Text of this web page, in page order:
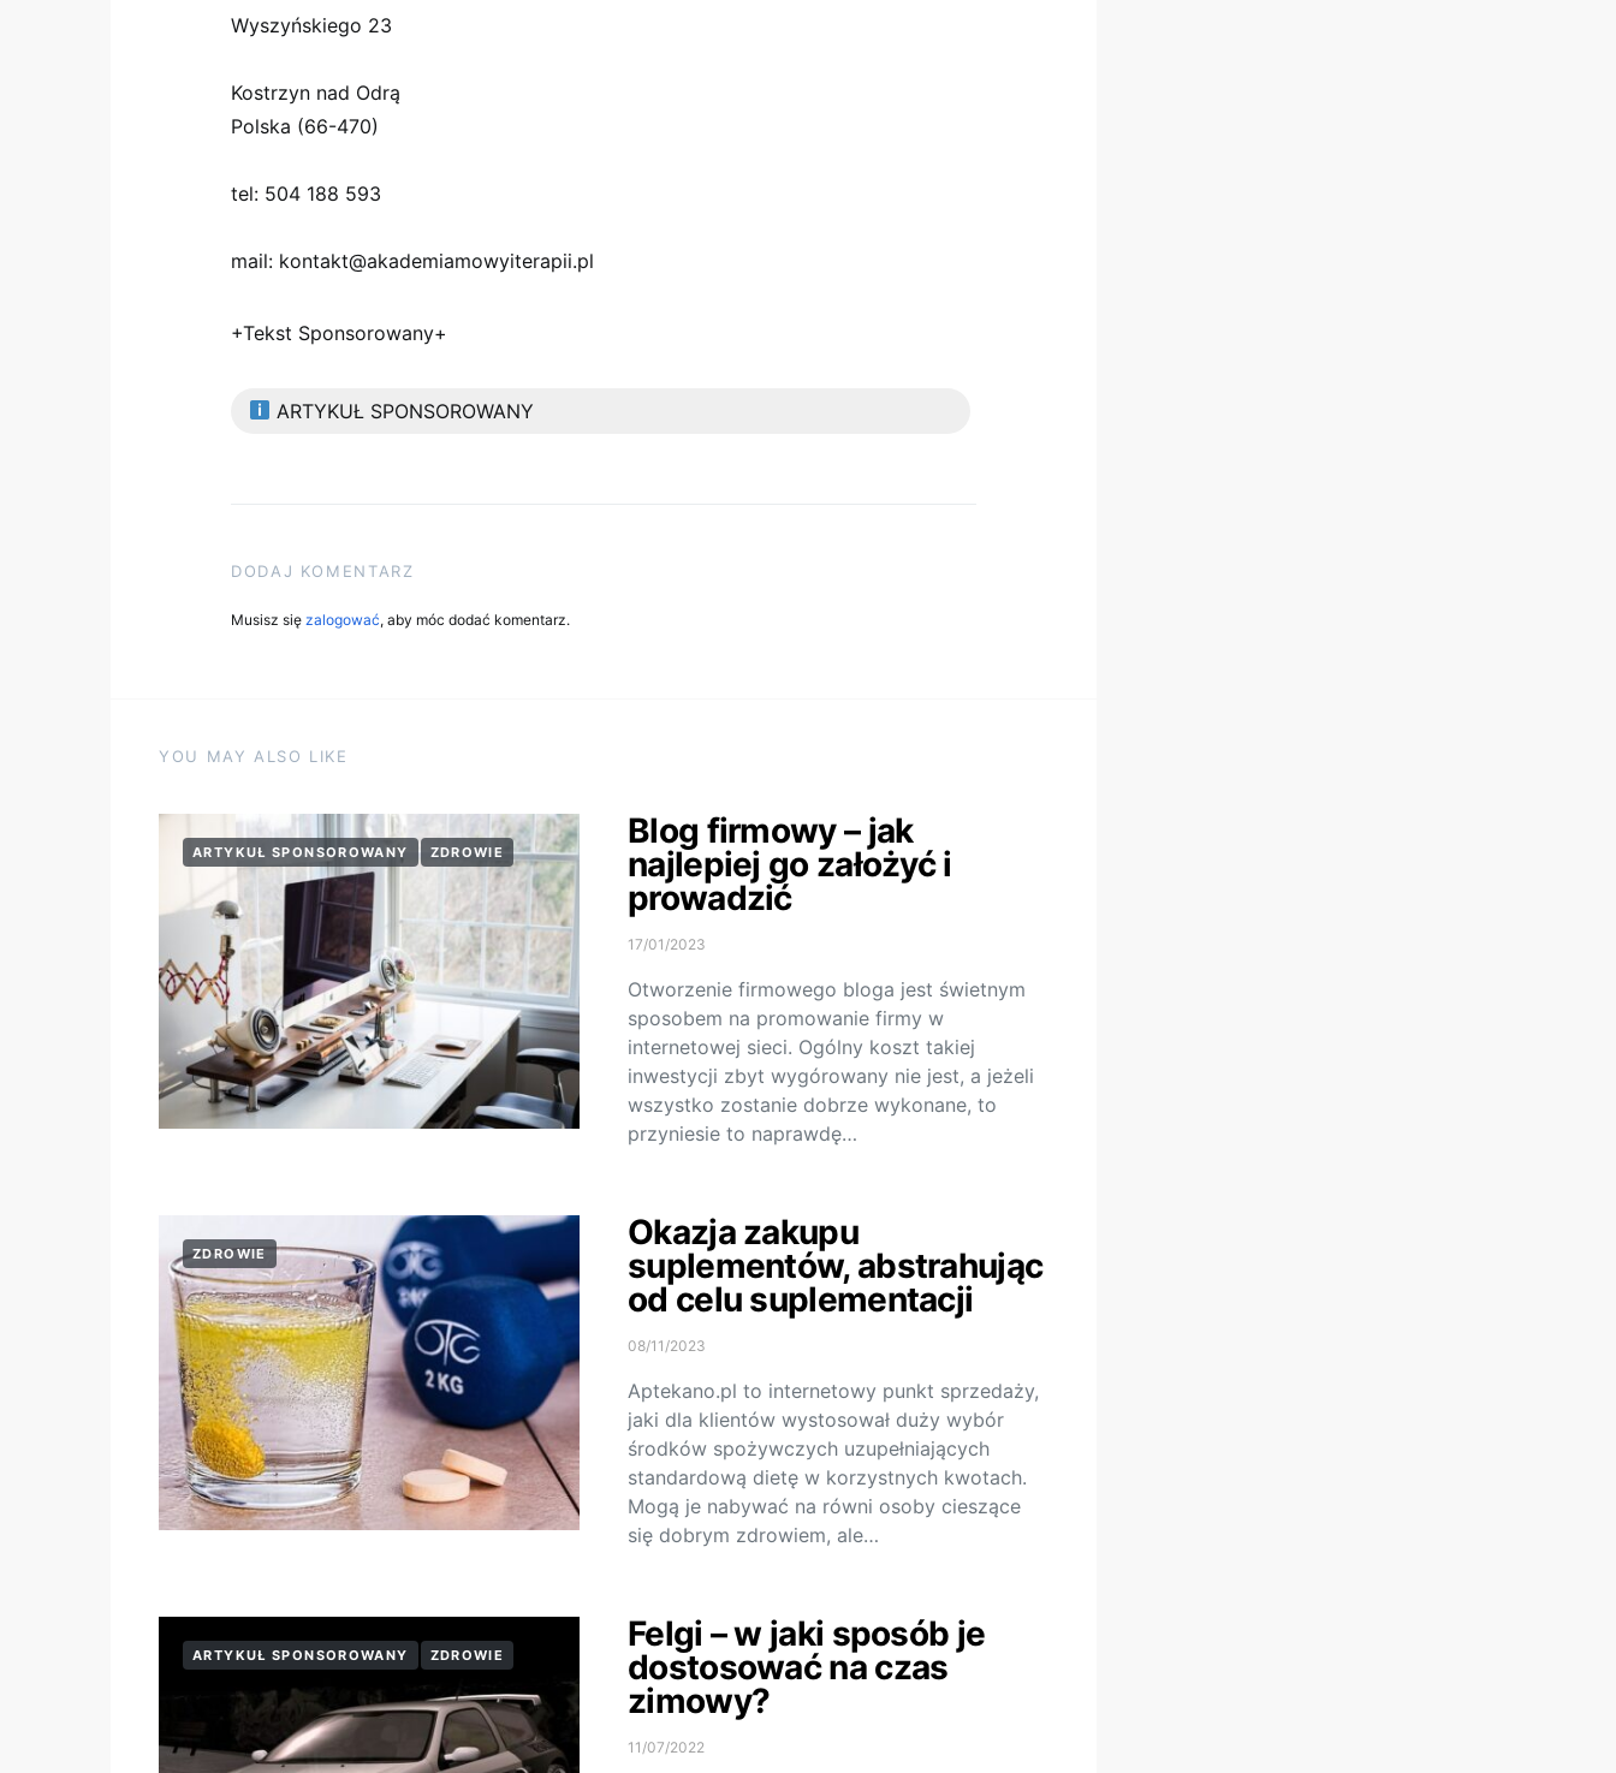
Wyszyńskiego 23
Kostrzyn nad Odrą
Polska (66-470)
tel: 504 188 593
mail: kontakt@akademiamowyiterapii.pl
+Tekst Sponsorowany+
ARTYKUŁ SPONSOROWANY
DODAJ KOMENTARZ
Musisz się zalogować, aby móc dodać komentarz.
YOU MAY ALSO LIKE
ARTYKUŁ SPONSOROWANY ZDROWIE
Blog firmowy – jak
najlepiej go założyć i
prowadzić
17/01/2023
Otworzenie firmowego bloga jest świetnym
sposobem na promowanie firmy w
internetowej sieci. Ogólny koszt takiej
inwestycji zbyt wygórowany nie jest, a jeżeli
wszystko zostanie dobrze wykonane, to
przyniesie to naprawdę…
ZDROWIE
Okazja zakupu
suplementów, abstrahując
od celu suplementacji
08/11/2023
Aptekano.pl to internetowy punkt sprzedaży,
jaki dla klientów wystosował duży wybór
środków spożywczych uzupełniających
standardową dietę w korzystnych kwotach.
Mogą je nabywać na równi osoby cieszące
się dobrym zdrowiem, ale…
ARTYKUŁ SPONSOROWANY ZDROWIE
Felgi – w jaki sposób je
dostosować na czas
zimowy?
11/07/2022